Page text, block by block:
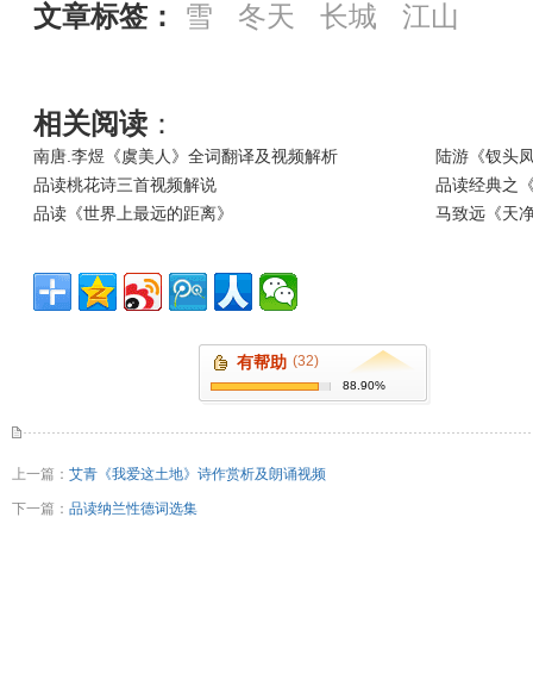
文章标签： 雪 冬天 长城 江山
相关阅读 ：
南唐.李煜《虞美人》全词翻译及视频解析
陆游《钗头
品读桃花诗三首视频解说
品读经典之
品读《世界上最远的距离》
马致远《天
有帮助 (32)
88.90%
上一篇： 艾青《我爱这土地》诗作赏析及朗诵视频
下一篇： 品读纳兰性德词选集